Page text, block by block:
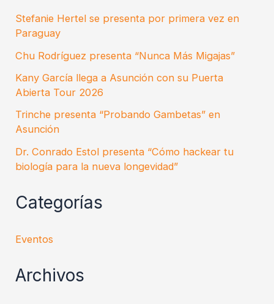
Stefanie Hertel se presenta por primera vez en
Paraguay
Chu Rodríguez presenta “Nunca Más Migajas”
Kany García llega a Asunción con su Puerta
Abierta Tour 2026
Trinche presenta “Probando Gambetas” en
Asunción
Dr. Conrado Estol presenta “Cómo hackear tu
biología para la nueva longevidad”
Categorías
Eventos
Archivos